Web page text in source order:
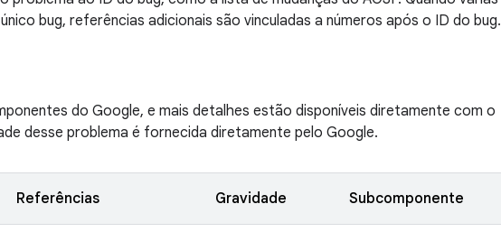
bug, referências adicionais são vinculadas a números após o ID do bug.
do Google, e mais detalhes estão disponíveis diretamente com o
desse problema é fornecida diretamente pelo Google.
Referências Gravidade Subcomponente